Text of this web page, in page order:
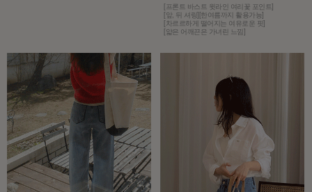
[프론트 바스트 윗라인 여리꽃 포인트]
[앞, 뒤 셔링][한여름까지 활용가능]
[차르르하게 떨어지는 여유로운 핏]
[얇은 어깨끈은 가녀린 느낌]